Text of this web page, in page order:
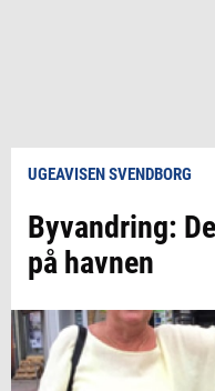
UGEAVISEN SVENDBORG
Byvandring:
på havnen